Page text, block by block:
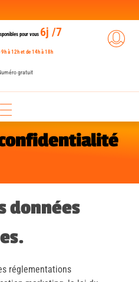
pour vous 6j /7
9h à 12h et de 14h à 18h
gratuit
données
réglementations